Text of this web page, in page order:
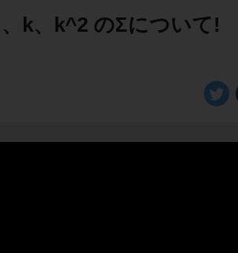
k、k^2 のΣについて!